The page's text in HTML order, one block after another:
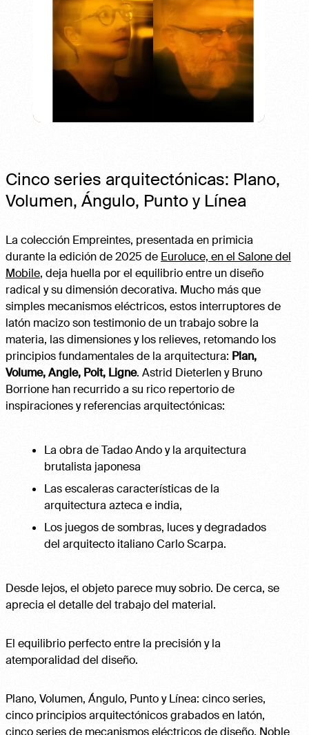
Cinco series arquitectónicas: Plano,
Volumen, Ángulo, Punto y Línea
La colección Empreintes, presentada en primicia
durante la edición de 2025 de Euroluce, en el Salone del
Mobile, deja huella por el equilibrio entre un diseño
radical y su dimensión decorativa. Mucho más que
simples mecanismos eléctricos, estos interruptores de
latón macizo son testimonio de un trabajo sobre la
materia, las dimensiones y los relieves, retomando los
principios fundamentales de la arquitectura: Plan,
Volume, Angle, Poit, Ligne. Astrid Dieterlen y Bruno
Borrione han recurrido a su rico repertorio de
inspiraciones y referencias arquitectónicas:
La obra de Tadao Ando y la arquitectura
brutalista japonesa
Las escaleras características de la
arquitectura azteca e india,
Los juegos de sombras, luces y degradados
del arquitecto italiano Carlo Scarpa.
Desde lejos, el objeto parece muy sobrio. De cerca, se
aprecia el detalle del trabajo del material.
El equilibrio perfecto entre la precisión y la
atemporalidad del diseño.
Plano, Volumen, Ángulo, Punto y Línea: cinco series,
cinco principios arquitectónicos grabados en latón,
cinco series de mecanismos eléctricos de diseño. Noble